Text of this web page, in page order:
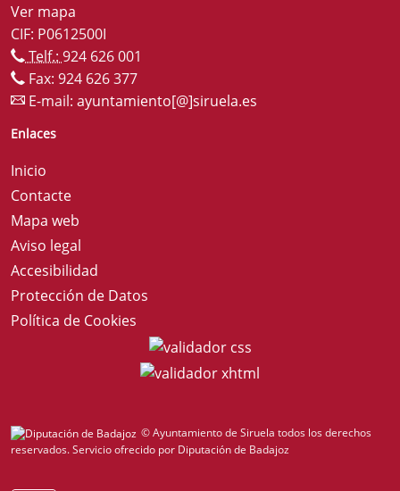
Ver mapa
CIF: P0612500I
Telf.: 924 626 001
Fax: 924 626 377
E-mail: ayuntamiento[@]siruela.es
Enlaces
Inicio
Contacte
Mapa web
Aviso legal
Accesibilidad
Protección de Datos
Política de Cookies
© Ayuntamiento de Siruela todos los derechos
reservados.Servicio ofrecido por Diputación de Badajoz